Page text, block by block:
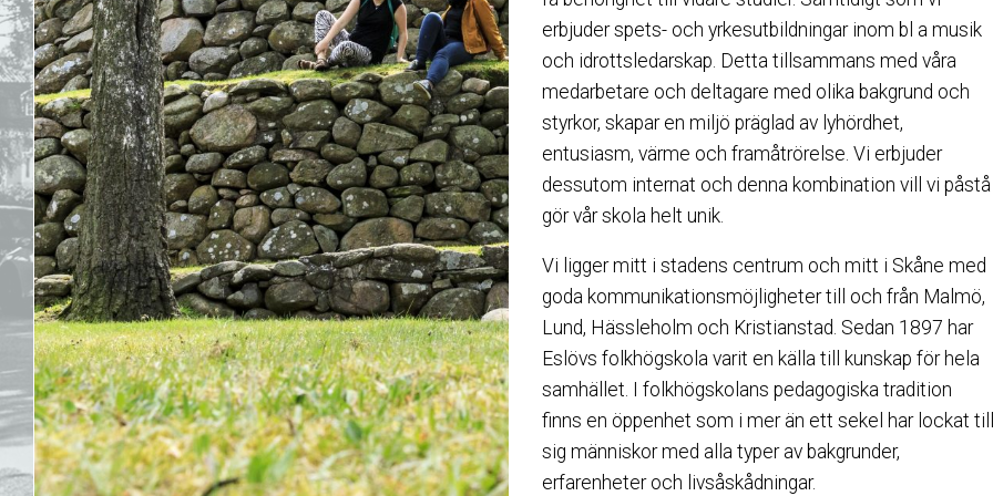
erbjuder spets- och yrkesutbildningar inom bl a musik
och idrottsledarskap. Detta tillsammans med våra
medarbetare och deltagare med olika bakgrund och
styrkor, skapar en miljö präglad av lyhördhet,
entusiasm, värme och framåtrörelse. Vi erbjuder
dessutom internat och denna kombination vill vi påstå
gör vår skola helt unik.
Vi ligger mitt i stadens centrum och mitt i Skåne med
goda kommunikationsmöjligheter till och från Malmö,
Lund, Hässleholm och Kristianstad. Sedan 1897 har
Eslövs folkhögskola varit en källa till kunskap för hela
samhället. I folkhögskolans pedagogiska tradition
finns en öppenhet som i mer än ett sekel har lockat till
sig människor med alla typer av bakgrunder,
erfarenheter och livsåskådningar.